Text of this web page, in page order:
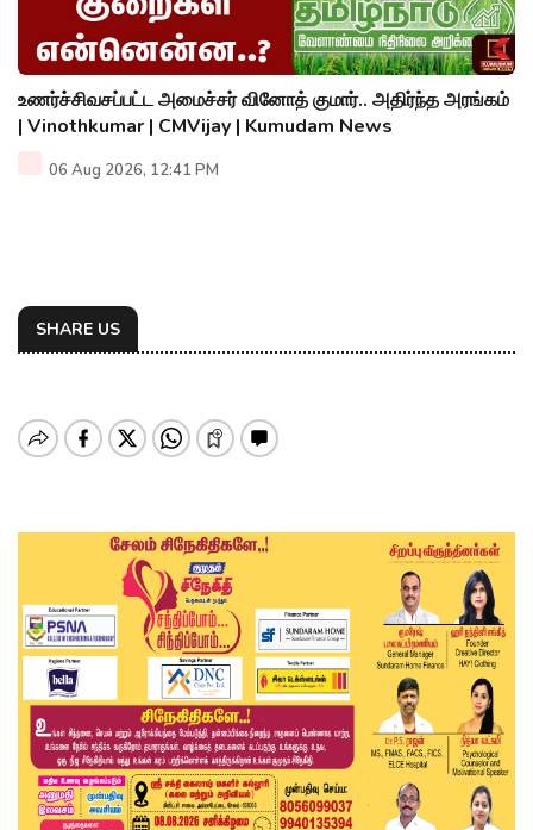
உணர்ச்சிவசப்பட்ட அமைச்சர் வினோத் குமார்.. அதிர்ந்த அரங்கம்
| Vinothkumar | CMVijay | Kumudam News
06 Aug 2026, 12:41 PM
SHARE US